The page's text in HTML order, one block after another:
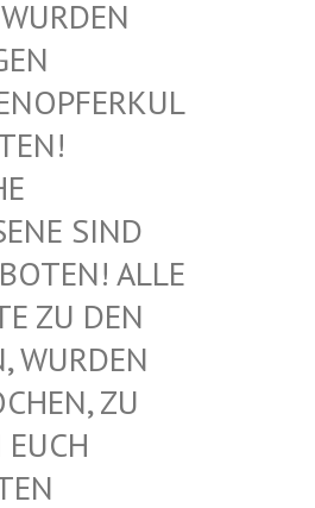
H
M
D
SIND H
ALLE K
DEN G
A
ZU D
E
K